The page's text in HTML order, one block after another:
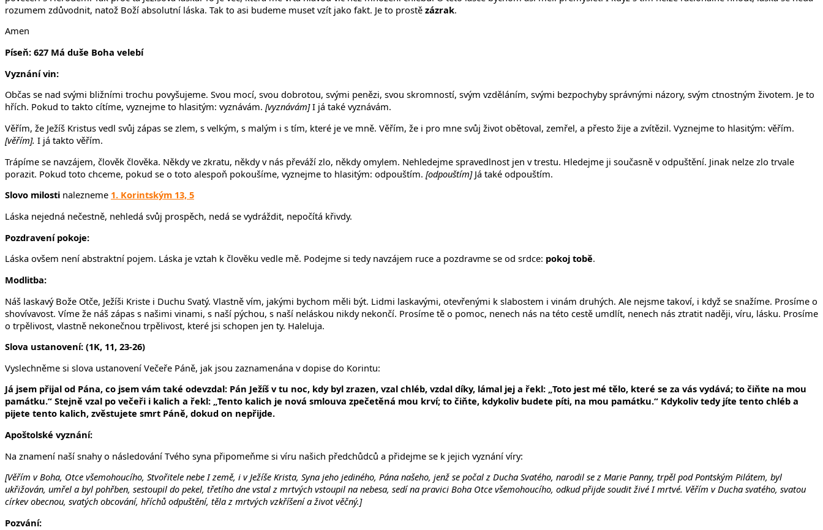
rozumem zdůvodnit, natož Boží absolutní láska. Tak to asi budeme muset vzít jako fakt. Je to prostě zázrak.
Amen
Píseň: 627 Má duše Boha velebí
Vyznání vin:
Občas se nad svými bližními trochu povyšujeme. Svou mocí, svou dobrotou, svými penězi, svou skromností, svým vzděláním, svými bezpochyby správnými názory, svým ctnostným životem. Je to
hřích. Pokud to takto cítíme, vyznejme to hlasitým: vyznávám. [vyznávám]I já také vyznávám.
Věřím, že Ježíš Kristus vedl svůj zápas se zlem, s velkým, s malým i s tím, které je ve mně. Věřím, že i pro mne svůj život obětoval, zemřel, a přesto žije a zvítězil. Vyznejme to hlasitým: věřím.
[věřím]. I já takto věřím.
Trápíme se navzájem, člověk člověka. Někdy ve zkratu, někdy v nás převáží zlo, někdy omylem. Nehledejme spravedlnost jen v trestu. Hledejme ji současně v odpuštění. Jinak nelze zlo trvale
porazit. Pokud toto chceme, pokud se o toto alespoň pokoušíme, vyznejme to hlasitým: odpouštím. [odpouštím]Já také odpouštím.
Slovo milosti nalezneme 1. Korintským 13, 5
Láska nejedná nečestně, nehledá svůj prospěch, nedá se vydráždit, nepočítá křivdy.
Pozdravení pokoje:
Láska ovšem není abstraktní pojem. Láska je vztah k člověku vedle mě. Podejme si tedy navzájem ruce a pozdravme se od srdce: pokoj tobě.
Modlitba:
Náš laskavý Bože Otče, Ježíši Kriste i Duchu Svatý. Vlastně vím, jakými bychom měli být. Lidmi laskavými, otevřenými k slabostem i vinám druhých. Ale nejsme takoví, i když se snažíme. Prosíme o
shovívavost. Víme že náš zápas s našimi vinami, s naší pýchou, s naší neláskou nikdy nekončí. Prosíme tě o pomoc, nenech nás na této cestě umdlít, nenech nás ztratit naději, víru, lásku. Prosíme
o trpělivost, vlastně nekonečnou trpělivost, které jsi schopen jen ty. Haleluja.
Slova ustanovení: (1K, 11, 23-26)
Vyslechněme si slova ustanovení Večeře Páně, jak jsou zaznamenána v dopise do Korintu:
Já jsem přijal od Pána, co jsem vám také odevzdal: Pán Ježíš v tu noc, kdy byl zrazen, vzal chléb, vzdal díky, lámal jej a řekl: „Toto jest mé tělo, které se za vás vydává; to čiňte na mou
památku.“ Stejně vzal po večeři i kalich a řekl: „Tento kalich je nová smlouva zpečetěná mou krví; to čiňte, kdykoliv budete píti, na mou památku.“ Kdykoliv tedy jíte tento chléb a
pijete tento kalich, zvěstujete smrt Páně, dokud on nepřijde.
Apoštolské vyznání:
Na znamení naší snahy o následování Tvého syna připomeňme si víru našich předchůdců a přidejme se k jejich vyznání víry:
[Věřím v Boha, Otce všemohoucího, Stvořitele nebe I země, i v Ježíše Krista, Syna jeho jediného, Pána našeho, jenž se počal z Ducha Svatého, narodil se z Marie Panny, trpěl pod Pontským Pilátem, byl
ukřižován, umřel a byl pohřben, sestoupil do pekel, třetího dne vstal z mrtvých vstoupil na nebesa, sedí na pravici Boha Otce všemohoucího, odkud přijde soudit živé I mrtvé. Věřím v Ducha svatého, svatou
církev obecnou, svatých obcování, hříchů odpuštění, těla z mrtvých vzkříšení a život věčný.]
Pozvání: